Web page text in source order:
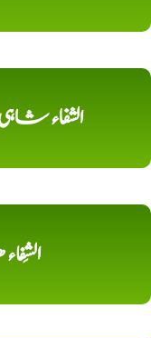
الشفاء